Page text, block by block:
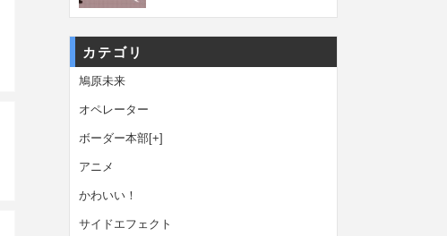
カテゴリ
鳩原未来
オペレーター
ボーダー本部[+]
アニメ
かわいい！
サイドエフェクト